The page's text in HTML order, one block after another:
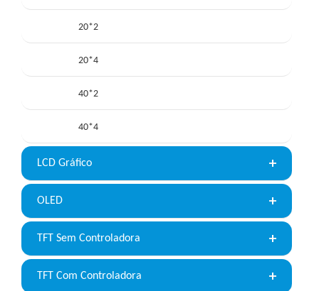
20*2
20*4
40*2
40*4
LCD Gráfico
OLED
TFT Sem Controladora
TFT Com Controladora